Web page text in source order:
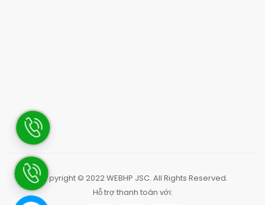
Copyright © 2022WEBHP JSC. All Rights Reserved.
Hỗ trợ thanh toán với: